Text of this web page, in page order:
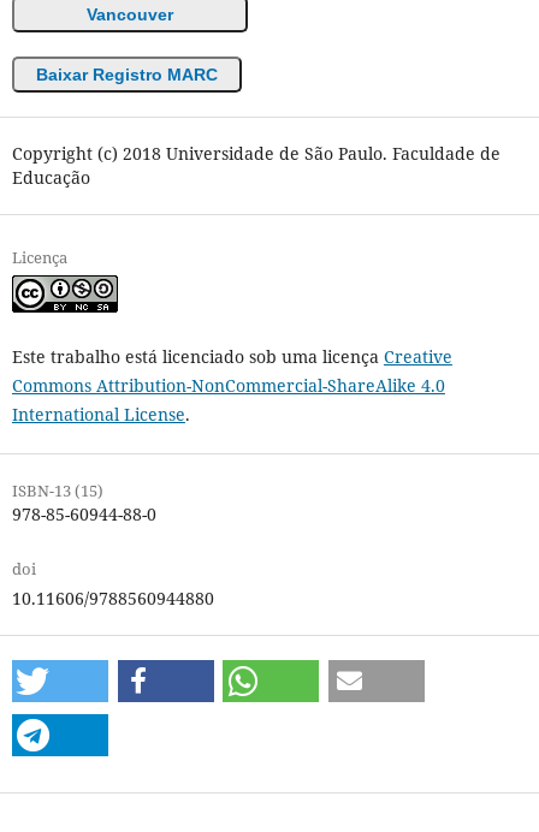
Vancouver
Baixar Registro MARC
Copyright (c) 2018 Universidade de São Paulo. Faculdade de
Educação
Licença
Este trabalho está licenciado sob uma licença Creative
Commons Attribution-NonCommercial-ShareAlike 4.0
International License.
ISBN-13 (15)
978-85-60944-88-0
doi
10.11606/9788560944880